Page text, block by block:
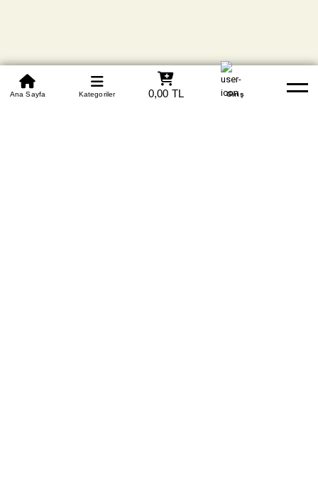
0850 305 09 70
Beden Tablosu Banka Hesapları Whatsapp Yardım
Ana Sayfa Kategoriler 0,00 TL Giriş